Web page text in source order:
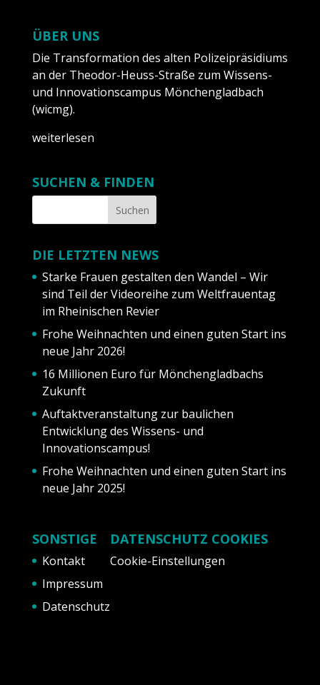
ÜBER UNS
Die Transformation des alten Polizeipräsidiums
an der Theodor-Heuss-Straße zum Wissens-
und Innovationscampus Mönchengladbach
(wicmg).
weiterlesen
SUCHEN & FINDEN
DIE LETZTEN NEWS
Starke Frauen gestalten den Wandel – Wir
sind Teil der Videoreihe zum Weltfrauentag
im Rheinischen Revier
Frohe Weihnachten und einen guten Start ins
neue Jahr 2026!
16 Millionen Euro für Mönchengladbachs
Zukunft
Auftaktveranstaltung zur baulichen
Entwicklung des Wissens- und
Innovationscampus!
Frohe Weihnachten und einen guten Start ins
neue Jahr 2025!
SONSTIGE
Kontakt
Impressum
Datenschutz
DATENSCHUTZ COOKIES
Cookie-Einstellungen